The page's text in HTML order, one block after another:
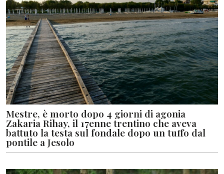
Mestre, è morto dopo 4 giorni di agonia
Zakaria Rihay, il 17enne trentino che aveva
battuto la testa sul fondale dopo un tuffo dal
pontile a Jesolo